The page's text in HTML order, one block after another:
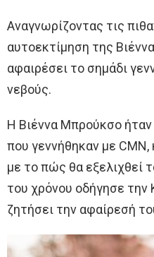
Αναγνωρίζοντας τις
αυτοεκτίμηση της
αφαιρέσει το σημάδι
νεβούς.
Η Βιέννα Μπρούκσο
που γεννήθηκαν με CMN,
με το πώς θα εξελιχθεί
του χρόνου οδήγησε την
ζητήσει την αφαίρεσή